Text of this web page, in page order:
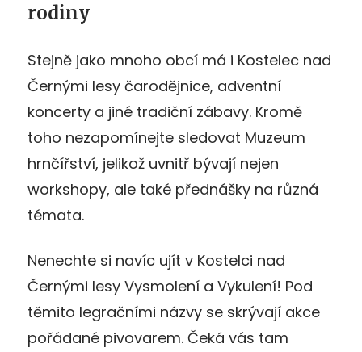
rodiny
Stejně jako mnoho obcí má i Kostelec nad
Černými lesy čarodějnice, adventní
koncerty a jiné tradiční zábavy. Kromě
toho nezapomínejte sledovat Muzeum
hrnčířství, jelikož uvnitř bývají nejen
workshopy, ale také přednášky na různá
témata.
Nenechte si navíc ujít v Kostelci nad
Černými lesy Vysmolení a Vykulení! Pod
těmito legračními názvy se skrývají akce
pořádané pivovarem. Čeká vás tam